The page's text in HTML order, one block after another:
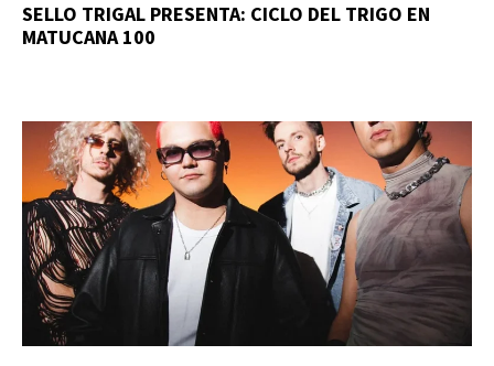
SELLO TRIGAL PRESENTA: CICLO DEL TRIGO EN
MATUCANA 100